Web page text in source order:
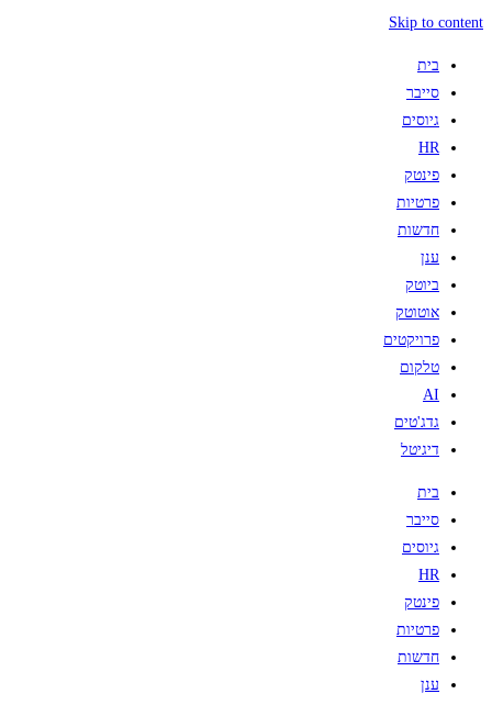
Skip to content
בית
סייבר
גיוסים
HR
פינטק
פרטיות
חדשות
ענן
ביוטק
אוטוטק
פרויקטים
טלקום
AI
גדג'טים
דיגיטל
בית
סייבר
גיוסים
HR
פינטק
פרטיות
חדשות
ענן